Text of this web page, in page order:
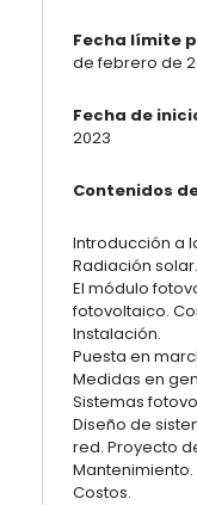
Fecha límite
de febrero de
Fecha de
2023
Contenidos
Introducción a
Radiación solar.
El módulo
fotovoltaico.
Instalación.
Puesta en
Medidas en
Sistemas
Diseño de
red. Proyecto
Costos.